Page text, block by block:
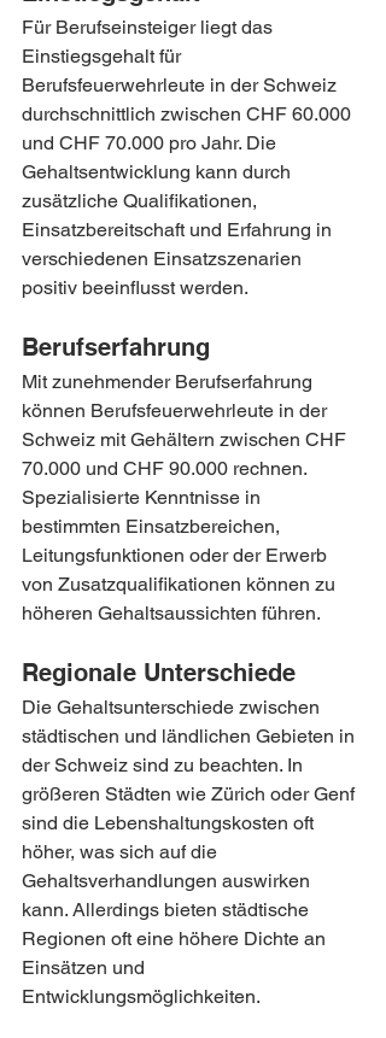
Für Berufseinsteiger liegt das
Einstiegsgehalt für
Berufsfeuerwehrleute in der Schweiz
durchschnittlich zwischen CHF 60.000
und CHF 70.000 pro Jahr. Die
Gehaltsentwicklung kann durch
zusätzliche Qualifikationen,
Einsatzbereitschaft und Erfahrung in
verschiedenen Einsatzszenarien
positiv beeinflusst werden.
Berufserfahrung
Mit zunehmender Berufserfahrung
können Berufsfeuerwehrleute in der
Schweiz mit Gehältern zwischen CHF
70.000 und CHF 90.000 rechnen.
Spezialisierte Kenntnisse in
bestimmten Einsatzbereichen,
Leitungsfunktionen oder der Erwerb
von Zusatzqualifikationen können zu
höheren Gehaltsaussichten führen.
Regionale Unterschiede
Die Gehaltsunterschiede zwischen
städtischen und ländlichen Gebieten in
der Schweiz sind zu beachten. In
größeren Städten wie Zürich oder Genf
sind die Lebenshaltungskosten oft
höher, was sich auf die
Gehaltsverhandlungen auswirken
kann. Allerdings bieten städtische
Regionen oft eine höhere Dichte an
Einsätzen und
Entwicklungsmöglichkeiten.